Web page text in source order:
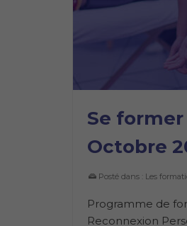
Se former
Octobre
Posté dans : Les
Programme de
Reconnexion